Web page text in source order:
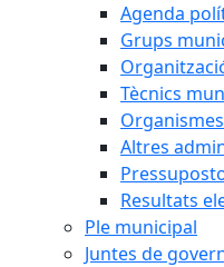
Agenda
Grups
Tècnics
Altres
Resultats
Ple municipal
Juntes de